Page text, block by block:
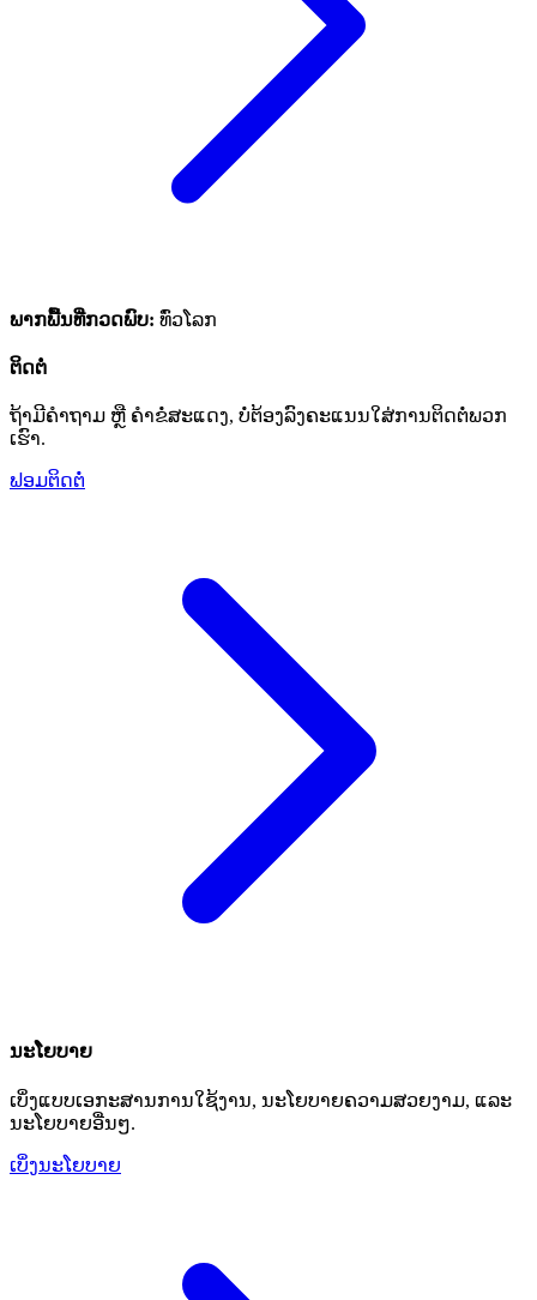
ພາກພື້ນທີ່ກວດພົບ: ທົ່ວໂລກ
ຕິດຕໍ່
ຖ້າມີຄໍາຖາມ ຫຼື ຄໍາຂໍ່ສະແດງ, ບໍ່ຕ້ອງລົງຄະແນນໃສ່ການຕິດຕໍ່ພວກ
ເຮົາ.
ຟອມຕິດຕໍ່
ນະໂຍບາຍ
ເບິ່ງແບບເອກະສານການໃຊ້ງານ, ນະໂຍບາຍຄວາມສວຍງາມ, ແລະ
ນະໂຍບາຍອື່ນໆ.
ເບິ່ງນະໂຍບາຍ